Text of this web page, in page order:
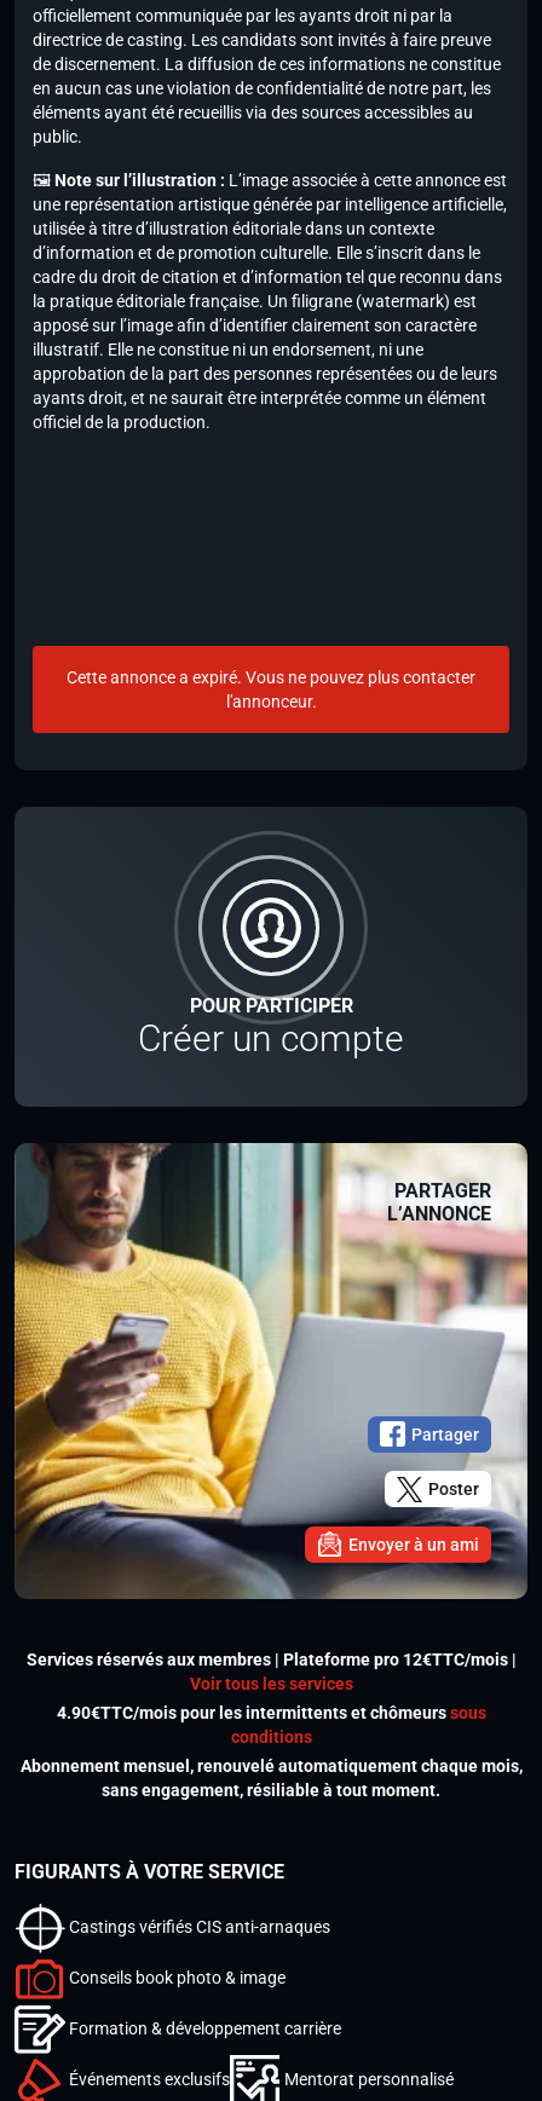
POUR PARTICIPER
Créer un compte
PARTAGER
L’ANNONCE
Partager
Poster
Envoyer à un ami
officiellement communiquée par les ayants droit ni par la
directrice de casting. Les candidats sont invités à faire preuve
de discernement. La diffusion de ces informations ne constitue
en aucun cas une violation de confidentialité de notre part, les
éléments ayant été recueillis via des sources accessibles au
public.
🖼️Note sur l’illustration : L’image associée à cette annonce est
une représentation artistique générée par intelligence artificielle,
utilisée à titre d’illustration éditoriale dans un contexte
d’information et de promotion culturelle. Elle s’inscrit dans le
cadre du droit de citation et d’information tel que reconnu dans
la pratique éditoriale française. Un filigrane (watermark) est
apposé sur l’image afin d’identifier clairement son caractère
illustratif. Elle ne constitue ni un endorsement, ni une
approbation de la part des personnes représentées ou de leurs
ayants droit, et ne saurait être interprétée comme un élément
officiel de la production.
Cette annonce a expiré. Vous ne pouvez plus contacter
l'annonceur.
Services réservés aux membres | Plateforme pro 12€TTC/mois |
Voir tous les services
4.90€TTC/mois pour les intermittents et chômeurssous
conditions
Abonnement mensuel, renouvelé automatiquement chaque mois,
sans engagement, résiliable à tout moment.
FIGURANTS À VOTRE SERVICE
Castings vérifiés CIS anti-arnaques
Conseils book photo & image
Formation & développement carrière
Événements exclusifs Mentorat personnalisé